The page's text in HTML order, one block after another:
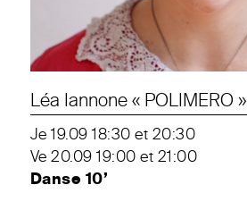
Léa Iannone « POLIMERO »
Je 19.09 18:30 et 20:30
Ve 20.09 19:00 et 21:00
Danse 10’